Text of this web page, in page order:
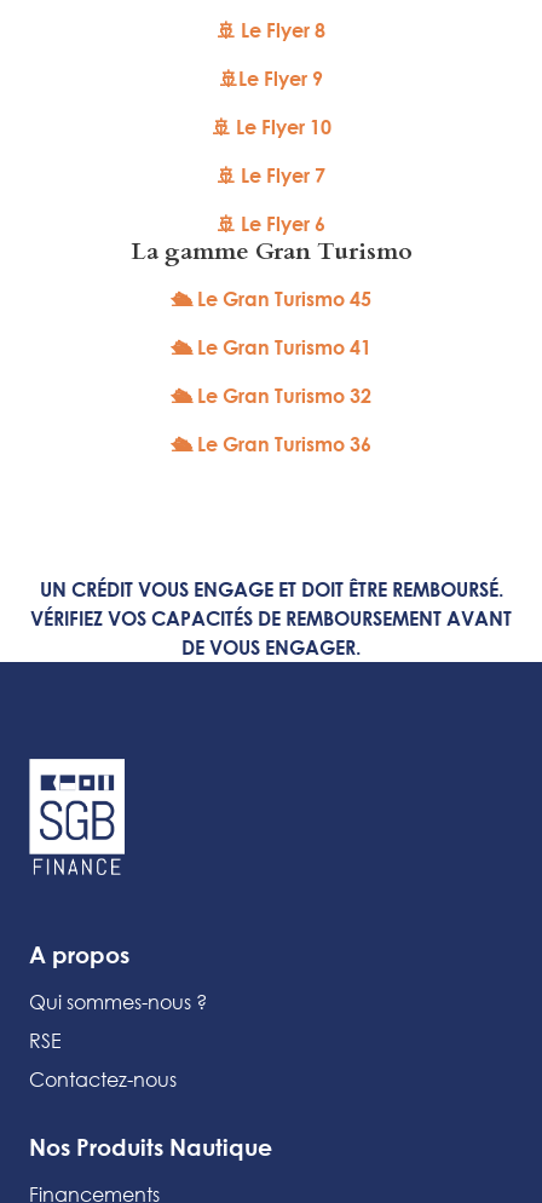
🚢 Le Flyer 8
🚢Le Flyer 9
🚢 Le Flyer 10
🚢 Le Flyer 7
🚢 Le Flyer 6
La gamme Gran Turismo
🛳 Le Gran Turismo 45
🛳 Le Gran Turismo 41
🛳 Le Gran Turismo 32
🛳 Le Gran Turismo 36
UN CRÉDIT VOUS ENGAGE ET DOIT ÊTRE REMBOURSÉ.
VÉRIFIEZ VOS CAPACITÉS DE REMBOURSEMENT AVANT
DE VOUS ENGAGER.
A propos
Qui sommes-nous ?
RSE
Contactez-nous
Nos Produits Nautique
Financements